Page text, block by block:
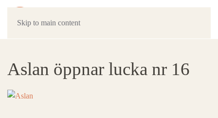
Skip to main content
Aslan öppnar lucka nr 16